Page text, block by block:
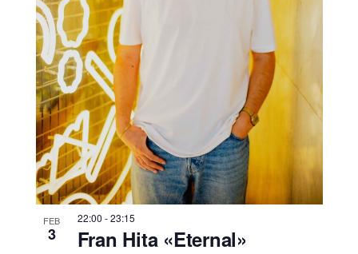
FEB
3
22:00 -23:15
Fran Hita «Eternal»